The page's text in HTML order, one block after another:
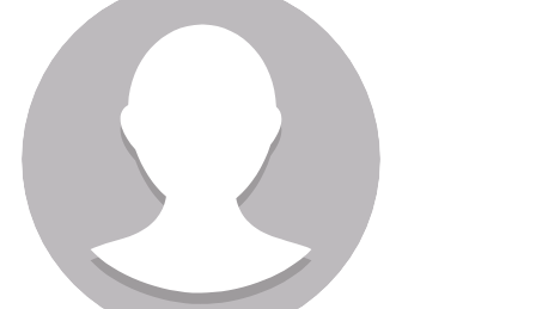
ПОДАТЬ РУКОПИСЬ
БАЗА ЗНАНИЙ
КЛЮЧЕВЫЕ СЛОВА
Регистрация